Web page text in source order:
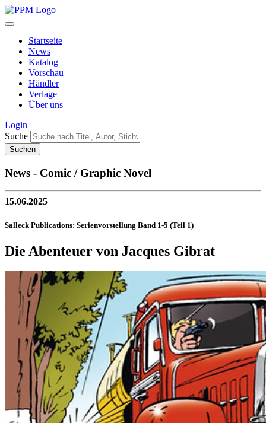
Startseite
News
Katalog
Vorschau
Händler
Verlage
Über uns
Login
Suche
News - Comic / Graphic Novel
15.06.2025
Salleck Publications: Serienvorstellung Band 1-5 (Teil 1)
Die Abenteuer von Jacques Gibrat